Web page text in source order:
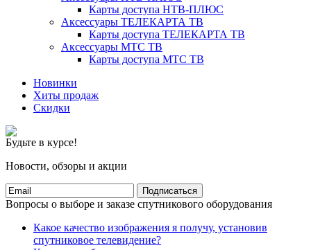
Карты доступа НТВ-ПЛЮС
Аксессуары ТЕЛЕКАРТА ТВ
Карты доступа ТЕЛЕКАРТА ТВ
Аксессуары МТС ТВ
Карты доступа МТС ТВ
Новинки
Хиты продаж
Скидки
Будьте в курсе!
Новости, обзоры и акции
Подписаться
Вопросы о выборе и заказе спутникового оборудования
Какое качество изображения я получу, установив
спутниковое телевидение?